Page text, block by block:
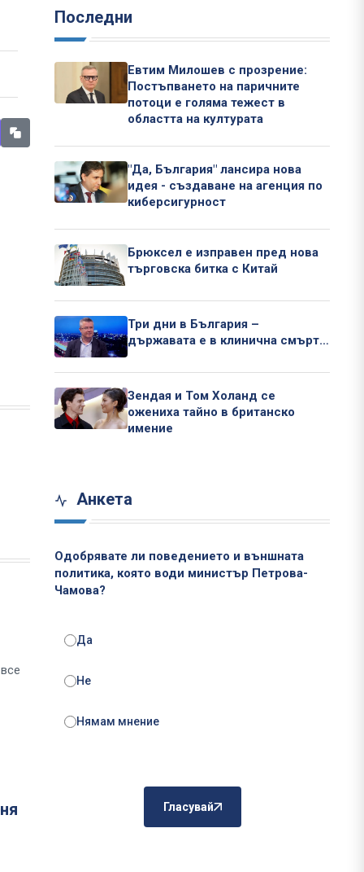
Последни
Евтим Милошев с прозрение:
Постъпването на паричните
потоци е голяма тежест в
областта на културата
"Да, България" лансира нова
идея - създаване на агенция по
киберсигурност
Брюксел е изправен пред нова
търговска битка с Китай
Три дни в България –
държавата е в клинична смърт…
Зендая и Том Холанд се
ожениха тайно в британско
имение
Анкета
Одобрявате ли поведението и външната
политика, която води министър Петрова-
Чамова?
Да
Не
Нямам мнение
Гласувай